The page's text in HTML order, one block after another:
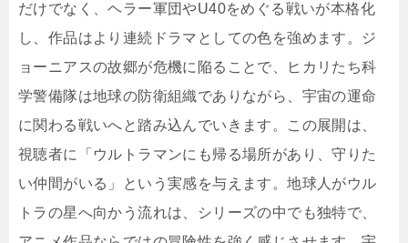
だけでなく、ヘラー軍団やU40をめぐる戦いが本格化
し、作品はより連続ドラマとしての色を強めます。ジ
ョーニアスの故郷が危機に陥ることで、ヒカリたち科
学警備隊は地球の防衛組織でありながら、宇宙の運命
に関わる戦いへと踏み込んでいきます。この展開は、
視聴者に「ウルトラマンにも帰る場所があり、守りた
い仲間がいる」という実感を与えます。地球人がウル
トラの星へ向かう流れは、シリーズの中でも独特で、